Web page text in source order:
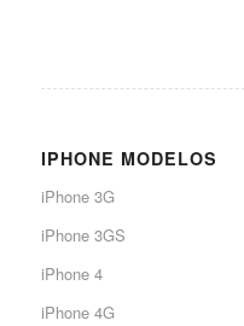
IPHONE MODELOS
iPhone 3G
iPhone 3GS
iPhone 4
iPhone 4G